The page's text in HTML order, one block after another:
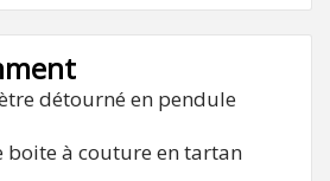
détourné en pendule
boite à couture en tartan